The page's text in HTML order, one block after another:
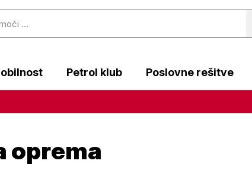
Petrol klub Poslovne rešitve
oprema